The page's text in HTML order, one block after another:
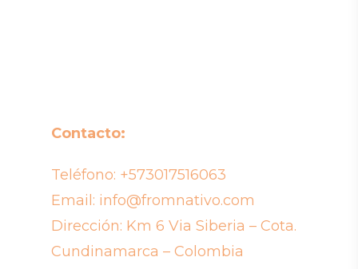
Contacto:
Teléfono: +573017516063
Email: info@fromnativo.com
Dirección: Km 6 Via Siberia – Cota.
Cundinamarca – Colombia